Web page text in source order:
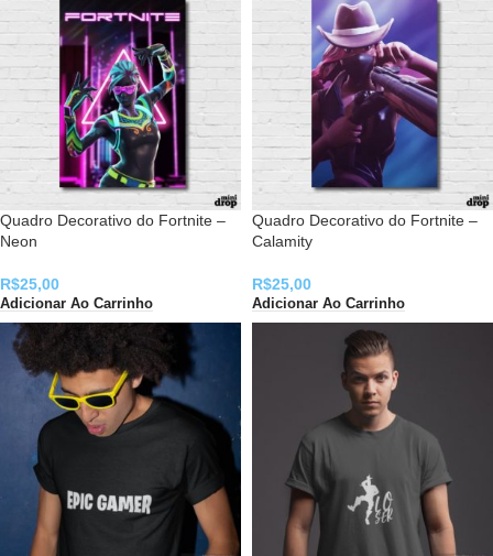
Quadro Decorativo do Fortnite –
Neon
R$25,00
Adicionar Ao Carrinho
Quadro Decorativo do Fortnite –
Calamity
R$25,00
Adicionar Ao Carrinho